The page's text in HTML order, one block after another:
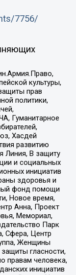
7756/
культуры,
прав
политики,
Гуманитарное
Хасдей
развитию
Линия, В защиту
и социальных
инициатив
здоровья и
фонд помощи
Новое время,
Анна, Проект
Мемориал,
Парк
Сфера, Центр
Женщины
гласности,
правам человека,
инициатив